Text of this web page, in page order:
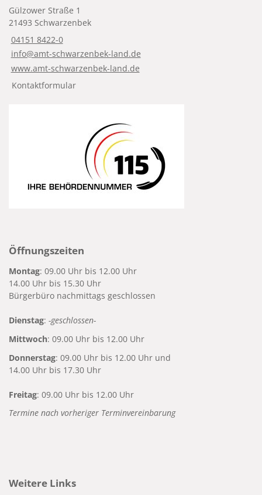
Gülzower Straße 1
21493 Schwarzenbek
04151 8422-0
info@amt-schwarzenbek-land.de
www.amt-schwarzenbek-land.de
Kontaktformular
Öffnungszeiten
Montag: 09.00 Uhr bis 12.00 Uhr
14.00 Uhr bis 15.30 Uhr
Bürgerbüro nachmittags geschlossen
Dienstag: -geschlossen-
Mittwoch: 09.00 Uhr bis 12.00 Uhr
Donnerstag: 09.00 Uhr bis 12.00 Uhr und
14.00 Uhr bis 17.30 Uhr
Freitag: 09.00 Uhr bis 12.00 Uhr
Termine nach vorheriger Terminvereinbarung
Weitere Links